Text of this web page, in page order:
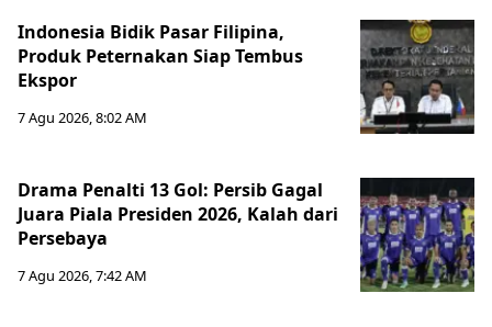
Indonesia Bidik Pasar Filipina,
Produk Peternakan Siap Tembus
Ekspor
7 Agu 2026, 8:02 AM
Drama Penalti 13 Gol: Persib Gagal
Juara Piala Presiden 2026, Kalah dari
Persebaya
7 Agu 2026, 7:42 AM